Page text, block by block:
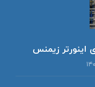
اینورتر زیمنس